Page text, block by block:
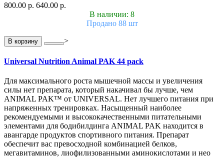
800.00 р. 640.00 р.
В наличии: 8
Продано 88 шт
В корзину >
Universal Nutrition Animal PAK 44 pack
Для максимального роста мышечной массы и увеличения
силы нет препарата, который накачивал бы лучше, чем
ANIMAL PAK™ от UNIVERSAL. Нет лучшего питания при
напряженных тренировках. Насыщенный наиболее
рекомендуемыми и высококачественными питательными
элементами для бодибилдинга ANIMAL PAK находится в
авангарде продуктов спортивного питания. Препарат
обеспечит вас превосходной комбинацией белков,
мегавитаминов, лиофилизованными аминокислотами и нео